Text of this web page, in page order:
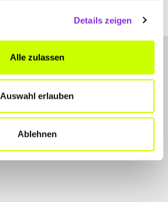
Details zeigen
Alle zulassen
Auswahl erlauben
Ablehnen